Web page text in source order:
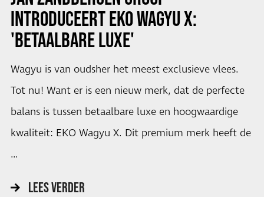
INTRODUCEERT EKO WAGYU X:
'BETAALBARE LUXE'
Wagyu is van oudsher het meest exclusieve vlees.
Tot nu! Want er is een nieuw merk, dat de perfecte
balans is tussen betaalbare luxe en hoogwaardige
kwaliteit: EKO Wagyu X. Dit premium merk heeft de
…
LEES VERDER